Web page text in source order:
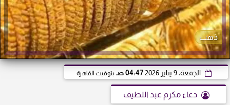
ذهب
الجمعة، 9 يناير 2026 04:47 صـ بتوقيت القاهرة
دعاء مكرم عبد اللطيف